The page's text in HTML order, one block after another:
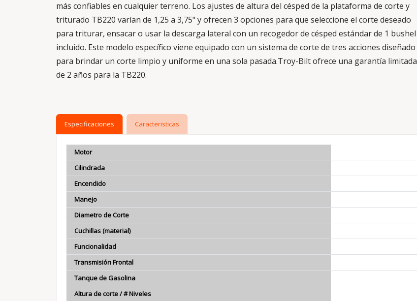
más confiables en cualquier terreno. Los ajustes de altura del césped de la plataforma de corte y
triturado TB220 varían de 1,25 a 3,75" y ofrecen 3 opciones para que seleccione el corte deseado
para triturar, ensacar o usar la descarga lateral con un recogedor de césped estándar de 1 bushel
incluido. Este modelo específico viene equipado con un sistema de corte de tres acciones diseñado
para brindar un corte limpio y uniforme en una sola pasada.Troy-Bilt ofrece una garantía limitada
de 2 años para la TB220.
Especificaciones Caracteristicas
Motor
Cilindrada
Encendido
Manejo
Diametro de Corte
Cuchillas (material)
Funcionalidad
Transmisión Frontal
Tanque de Gasolina
Altura de corte / # Niveles